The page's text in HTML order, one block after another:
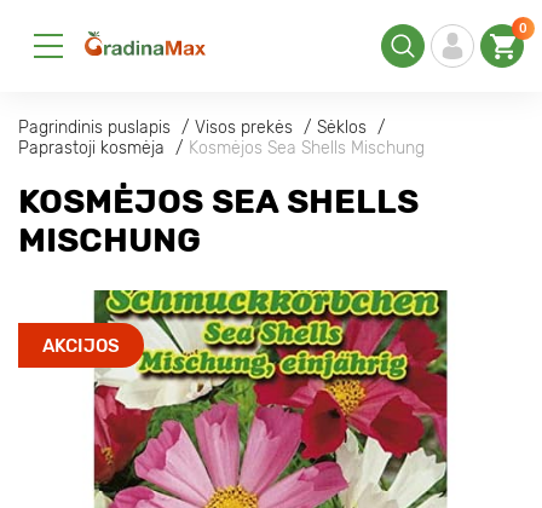
0
Pagrindinis puslapis Visos prekės
Sėklos
Paprastoji kosmėja
Kosmėjos Sea Shells Mischung
KOSMĖJOS SEA SHELLS
MISCHUNG
AKCIJOS